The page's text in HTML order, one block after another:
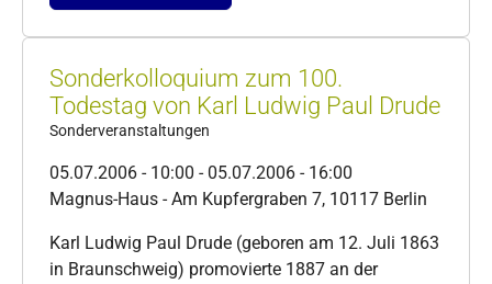
Sonderkolloquium zum 100.
Todestag von Karl Ludwig Paul Drude
Sonderveranstaltungen
05.07.2006 - 10:00 - 05.07.2006 - 16:00
Magnus-Haus - Am Kupfergraben 7, 10117 Berlin
Karl Ludwig Paul Drude (geboren am 12. Juli 1863
in Braunschweig) promovierte 1887 an der